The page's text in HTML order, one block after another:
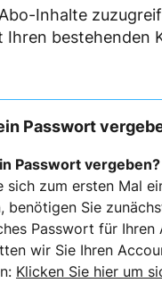
Inhalte
Ihren bestehenden
Passwort
Passwort vergeben?
sich zum ersten Mal
benötigen Sie
Passwort für Ihren
wir Sie Ihren
Klicken Sie hier um